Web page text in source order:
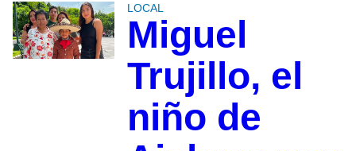
LOCAL
Miguel
Trujillo, el
niño de